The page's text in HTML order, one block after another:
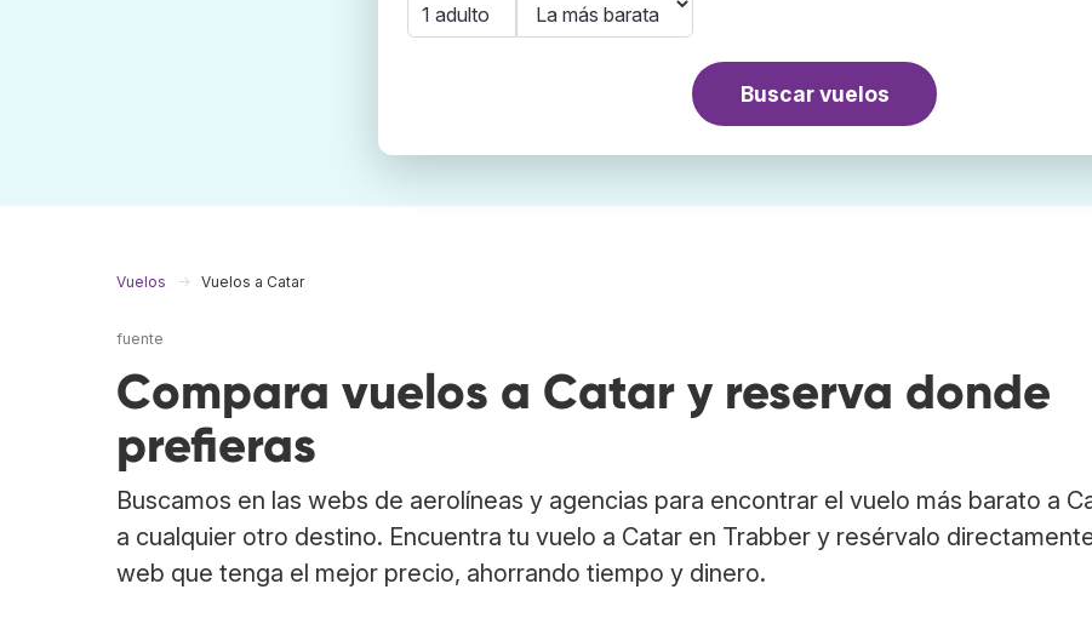
1 adulto
Buscar vuelos
Vuelos Vuelos a Catar
fuente
Compara vuelos a Catar y reserva donde
prefieras
Buscamos en las webs de aerolíneas y agencias para encontrar el vuelo más barato a
a cualquier otro destino. Encuentra tu vuelo a Catar en Trabber y resérvalo
web que tenga el mejor precio, ahorrando tiempo y dinero.